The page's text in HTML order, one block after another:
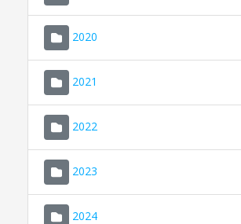
2020
2021
2022
2023
2024